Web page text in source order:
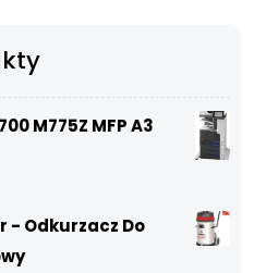
M775Z MFP A3
- Odkurzacz Do